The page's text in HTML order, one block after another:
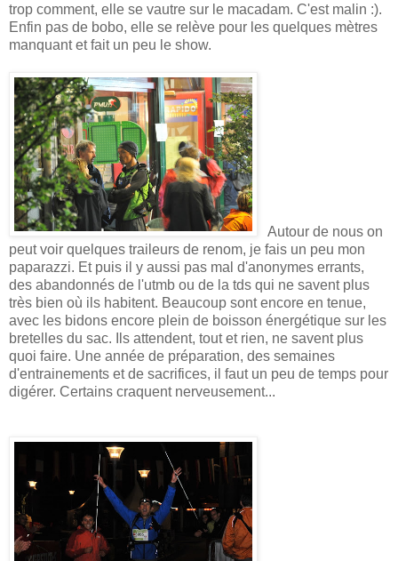
trop comment, elle se vautre sur le macadam. C'est malin :).
Enfin pas de bobo, elle se relève pour les quelques mètres
manquant et fait un peu le show.
Autour de nous on
peut voir quelques traileurs de renom, je fais un peu mon
paparazzi. Et puis il y aussi pas mal d'anonymes errants,
des abandonnés de l'utmb ou de la tds qui ne savent plus
très bien où ils habitent. Beaucoup sont encore en tenue,
avec les bidons encore plein de boisson énergétique sur les
bretelles du sac. Ils attendent, tout et rien, ne savent plus
quoi faire. Une année de préparation, des semaines
d'entrainements et de sacrifices, il faut un peu de temps pour
digérer. Certains craquent nerveusement...